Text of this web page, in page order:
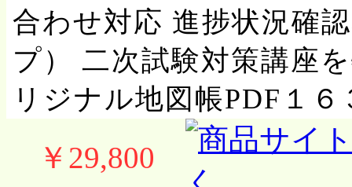
合わせ対応 進捗状況確
プ） 二次試験対策講座
リジナル地図帳PDF１
￥29,800